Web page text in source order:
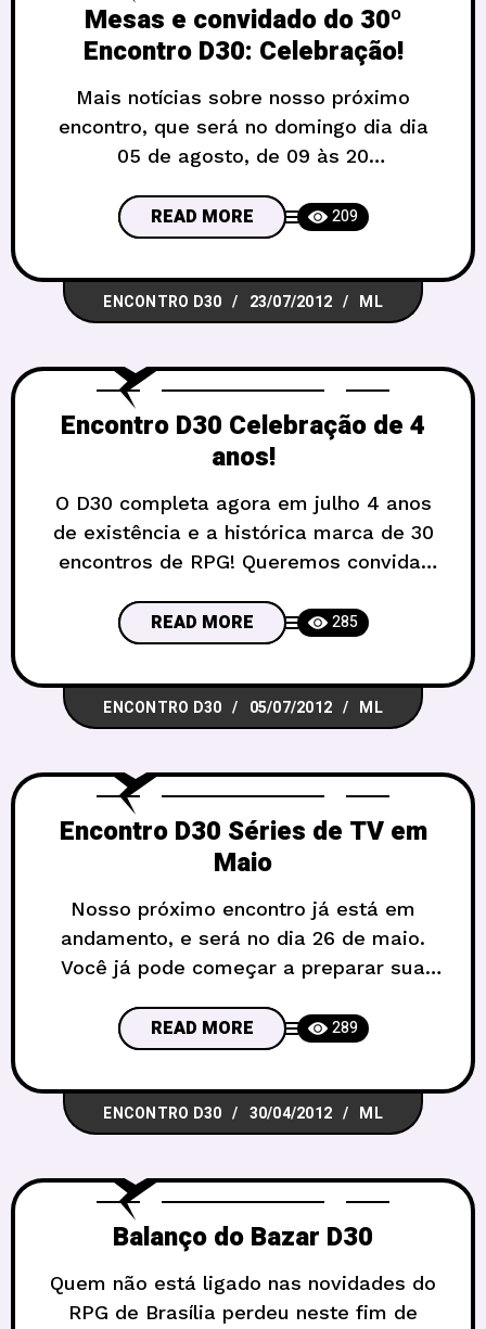
Mesas e convidado do 30º
Encontro D30: Celebração!
Mais notícias sobre nosso próximo
encontro, que será no domingo dia dia
05 de agosto, de 09 às 20
Sul. Vamos comemorar 4 anos de D30
em grande estilo, e por isso o tema do
30o Encontro D30 de RPG
será Celebração! Qualquer festa é válida
READ MORE 209
ENCONTRO D30 23/07/2012 ML
Encontro D30 Celebração de 4
anos!
O D30 completa agora em julho 4 anos
de existência e a histórica marca de 30
encontros de RPG! Queremos convidar
especial, em comemoração por essas
datas. Com direito a bolo, velas, e muita
celebração… Esse, inclusive, será o
tema do 30o Encontro D30 de RPG:
READ MORE 285
ENCONTRO D30 05/07/2012 ML
Encontro D30 Séries de TV em
Maio
Nosso próximo encontro já está em
andamento, e será no dia 26 de maio.
Você já pode começar a preparar sua
nos conselhos do D30 para aventuras em
dia de evento! O tema desse 29º
Encontro D30 de RPG serão “Séries de
TV”, daquelas em que há atores de
READ MORE 289
ENCONTRO D30 30/04/2012 ML
Balanço do Bazar D30
Quem não está ligado nas novidades do
RPG de Brasília perdeu neste fim de